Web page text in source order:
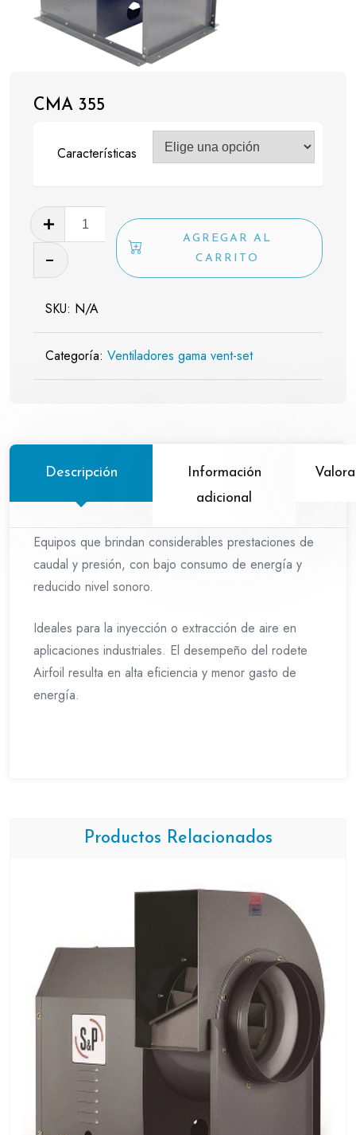
CMA 355
Características
355
cantidad
AGREGAR AL
CARRITO
SKU: N/A
Categoría: Ventiladores gama vent-set
Descripción
Información
adicional
Equipos que brindan considerables prestaciones de
caudal y presión, con bajo consumo de energía y
reducido nivel sonoro.
Ideales para la inyección o extracción de aire en
aplicaciones industriales. El desempeño del rodete
Airfoil resulta en alta eficiencia y menor gasto de
energía.
Productos Relacionados